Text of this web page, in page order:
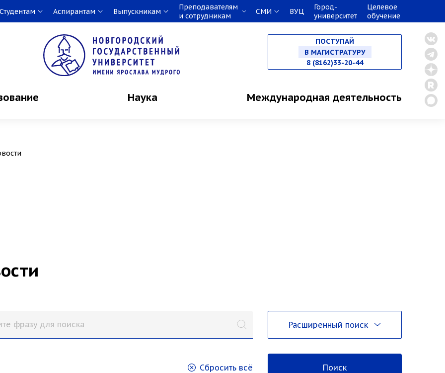
Аспирантам Выпускникам
Преподавателям
и сотрудникам
СМИ ВУЦ
Город-
университет
Целевое
обучение
ПОСТУПАЙ
НА СПЕЦИАЛИТЕТ
В МАГИСТРАТУРУ
8 (8162)33-20-44
Наука Международная деятельность
Расширенный поиск
Сбросить всё